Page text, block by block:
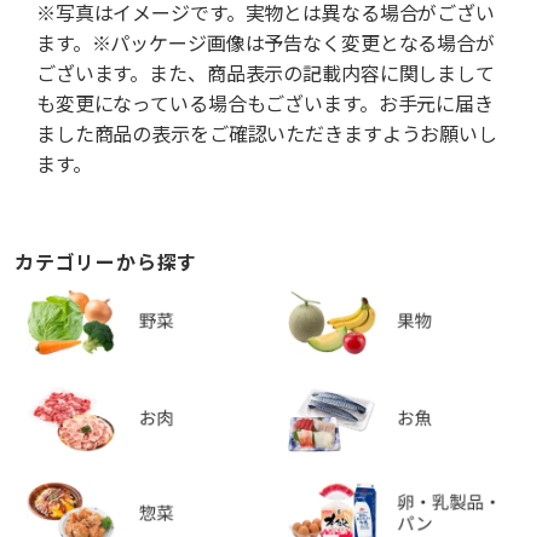
※写真はイメージです。実物とは異なる場合がござい
ます。※パッケージ画像は予告なく変更となる場合が
ございます。また、商品表示の記載内容に関しまして
も変更になっている場合もございます。お手元に届き
ました商品の表示をご確認いただきますようお願いし
ます。
カテゴリーから探す